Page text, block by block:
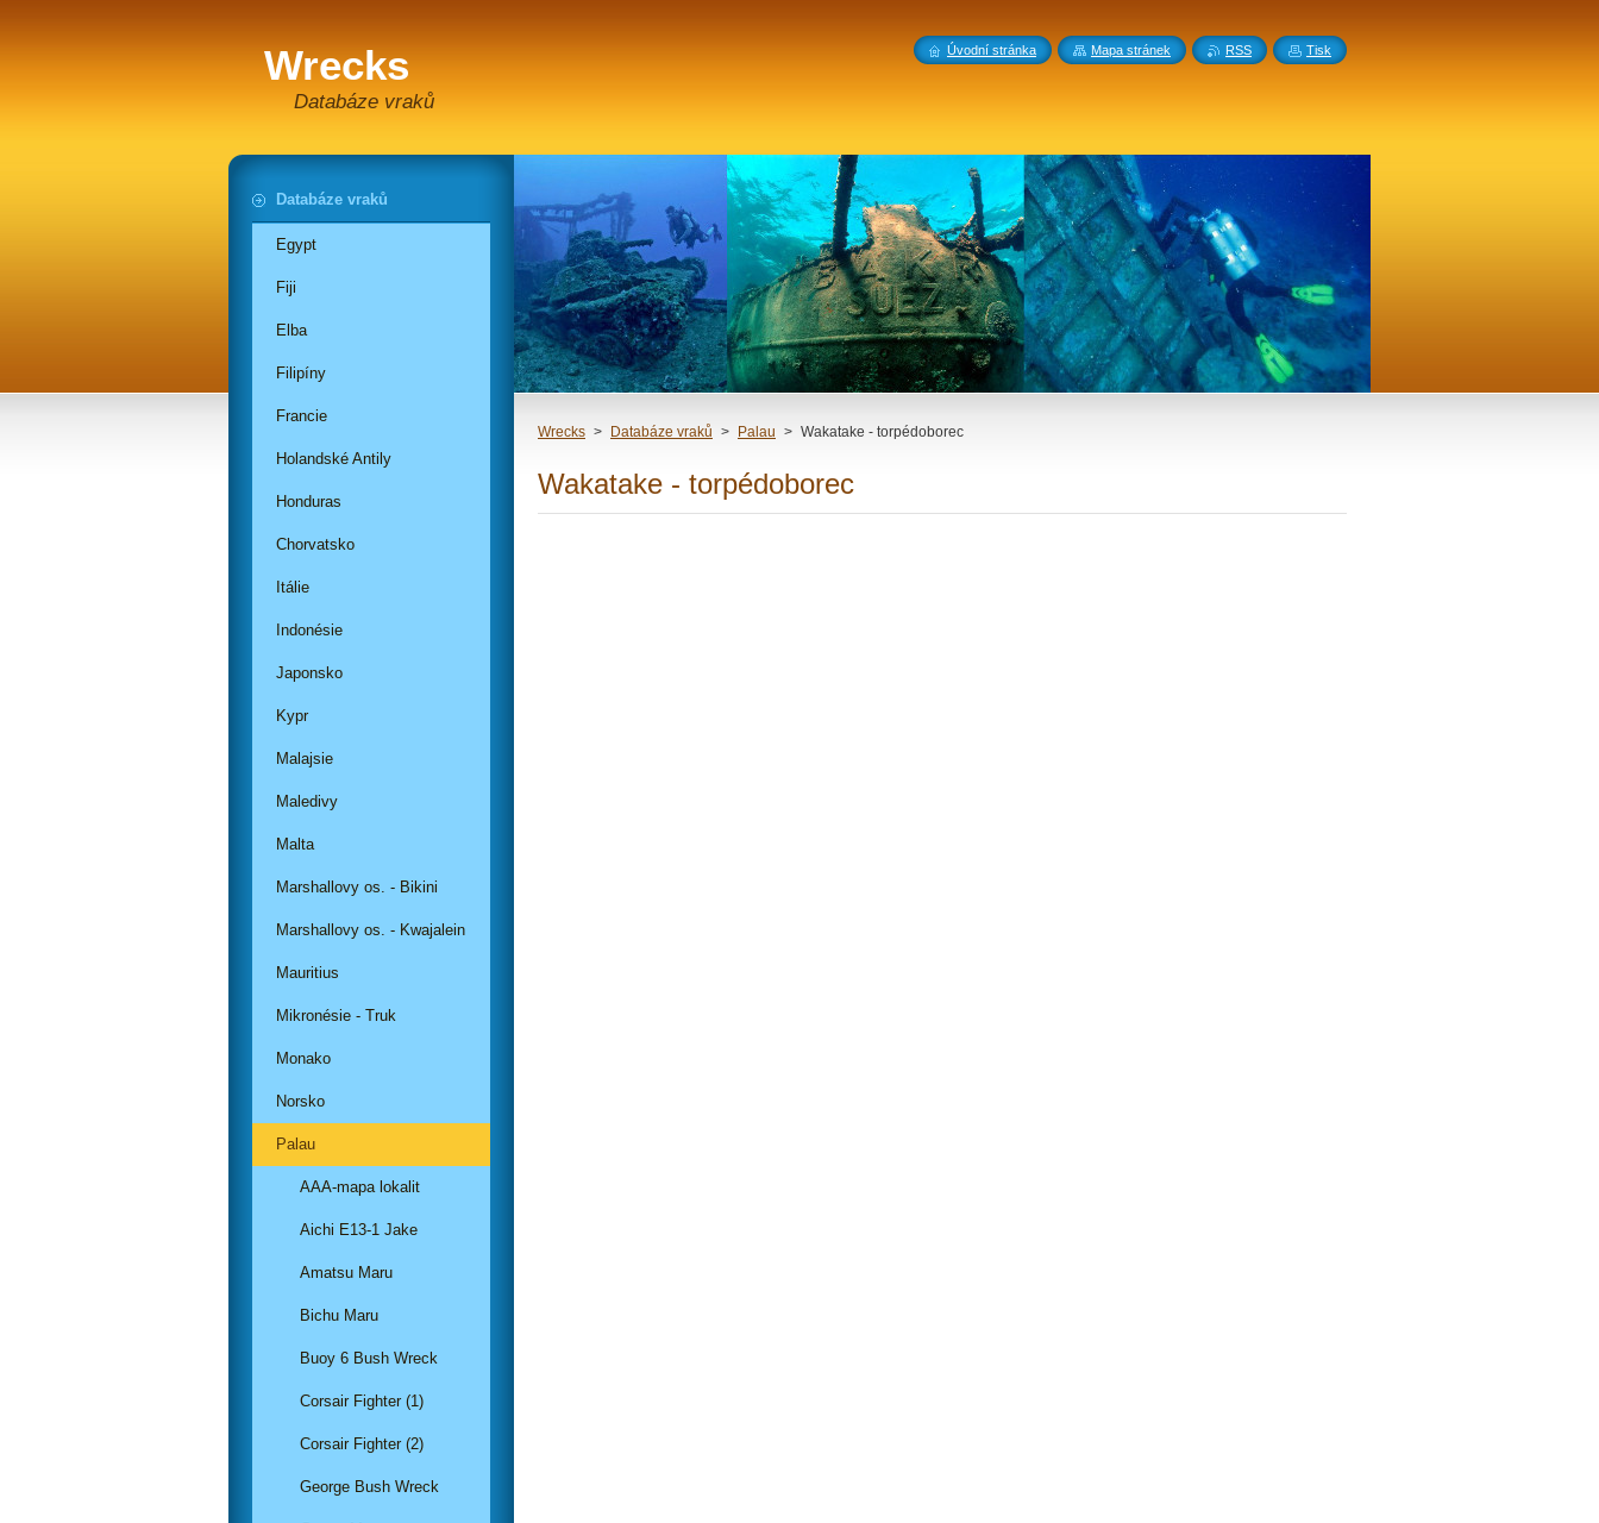
Wrecks
Databáze vraků
Wrecks > Databáze vraků > Palau > Wakatake - torpédoborec
Wakatake - torpédoborec
Databáze vraků
Egypt
Fiji
Elba
Filipíny
Francie
Holandské Antily
Honduras
Chorvatsko
Itálie
Indonésie
Japonsko
Kypr
Malajsie
Maledivy
Malta
Marshallovy os. - Bikini
Marshallovy os. - Kwajalein
Mauritius
Mikronésie - Truk
Monako
Norsko
Palau
AAA-mapa lokalit
Aichi E13-1 Jake
Amatsu Maru
Bichu Maru
Buoy 6 Bush Wreck
Corsair Fighter (1)
Corsair Fighter (2)
George Bush Wreck
Úvodní stránka Mapa stránek RSS Tisk